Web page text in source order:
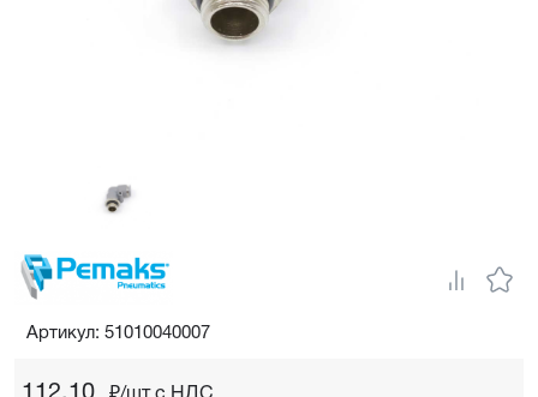
Артикул: 51010040007